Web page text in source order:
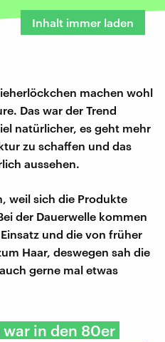
Inhalt immer laden
machen wohl
Das war der Trend
natürlicher, es geht mehr
zu schaffen und das
aussehen.
weil sich die Produkte
der Dauerwelle kommen
und die von früher
Haar, deswegen sah die
gerne mal etwas
in den 80er